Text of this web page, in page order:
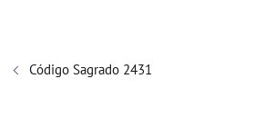
Código Sagrado 2431